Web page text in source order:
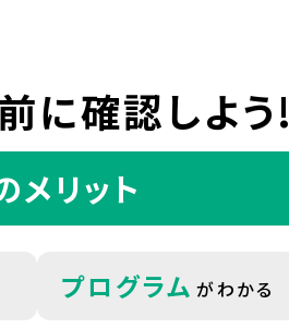
に確認しよう!
メリット
プログラム がわかる